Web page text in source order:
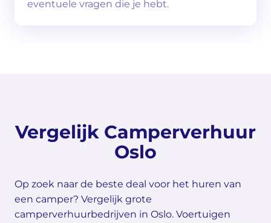
eventuele vragen die je hebt.
Vergelijk Camperverhuur
Oslo
Op zoek naar de beste deal voor het huren van
een camper? Vergelijk grote
camperverhuurbedrijven in Oslo. Voertuigen